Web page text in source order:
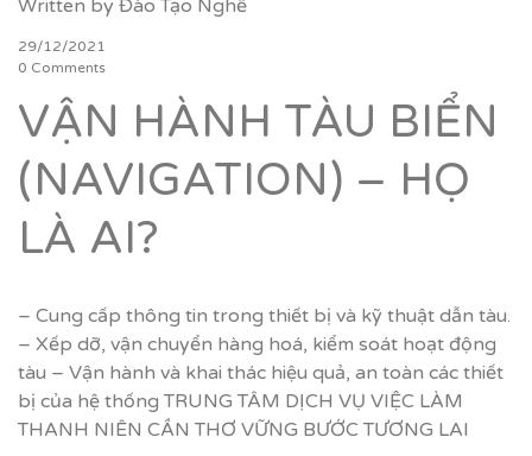
Written by Đào Tạo Nghề
29/12/2021
0 Comments
VẬN HÀNH TÀU BIỂN
(NAVIGATION) – HỌ
LÀ AI?
– Cung cấp thông tin trong thiết bị và kỹ thuật dẫn tàu.
– Xếp dỡ, vận chuyển hàng hoá, kiểm soát hoạt động
tàu – Vận hành và khai thác hiệu quả, an toàn các thiết
bị của hệ thống TRUNG TÂM DỊCH VỤ VIỆC LÀM
THANH NIÊN CẦN THƠ VỮNG BƯỚC TƯƠNG LAI